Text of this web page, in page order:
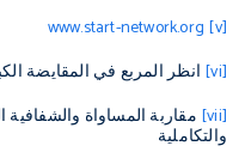
[v]
www.start-network.org
[vi] انظر المربع في المقايضة
[vii] مقاربة المساواة والشفافية
والتكاملية